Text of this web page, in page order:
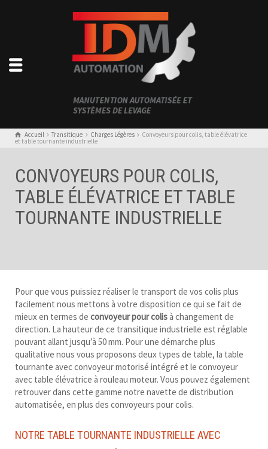
Accueil Transitique Charges Légères Convoyeurs pour colis, table élévatrice
et table tournante industrielle
CONVOYEURS POUR COLIS,
TABLE ÉLÉVATRICE ET TABLE
TOURNANTE INDUSTRIELLE
Pour que vous puissiez réaliser le transport de vos colis plus
facilement nous mettons à votre disposition ce qui se fait de
mieux en termes de convoyeur pour colisà changement de
direction. La hauteur de ce transitique industrielle est réglable
pouvant allant jusqu’à 50 mm. Pour une démarche plus
qualitative nous vous proposons deux types de table, la table
tournante avec convoyeur motorisé intégré et le convoyeur
avec table élévatrice à rouleau moteur. Vous pouvez également
retrouver dans cette gamme notre navette de distribution
automatisée, en plus des convoyeurs pour colis.
NOTRE TABLE TOURNANTE INDUSTRIELLE AVEC